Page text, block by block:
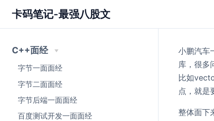
卡码笔记-最强八股文
C++面经
字节一面面经
字节二面面经
字节后端一面面经
百度测试开发一面面经
小鹏汽车
库，很多
比如
点，就是
整体面下